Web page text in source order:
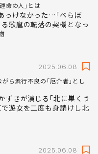
命の人｣とは
っけなかった…｢べらぼ
歌麿の転落の契機となっ
2025.06.08
ら素行不良の｢厄介者｣とし
ずきが演じる｢北に巣くう
遊女を二度も身請けし北
2025.06.08